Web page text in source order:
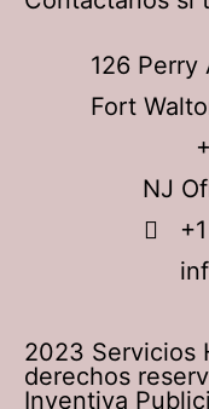
126 Perry
Fort
NJ
2023 Servicios
derechos
Inventiva